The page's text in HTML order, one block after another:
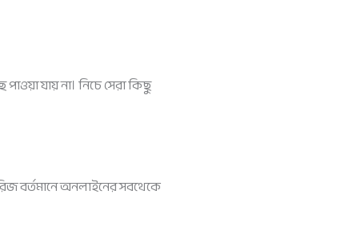
যায় না। নিচে সেরা কিছু
বর্তমানে অনলাইনের সবথেকে